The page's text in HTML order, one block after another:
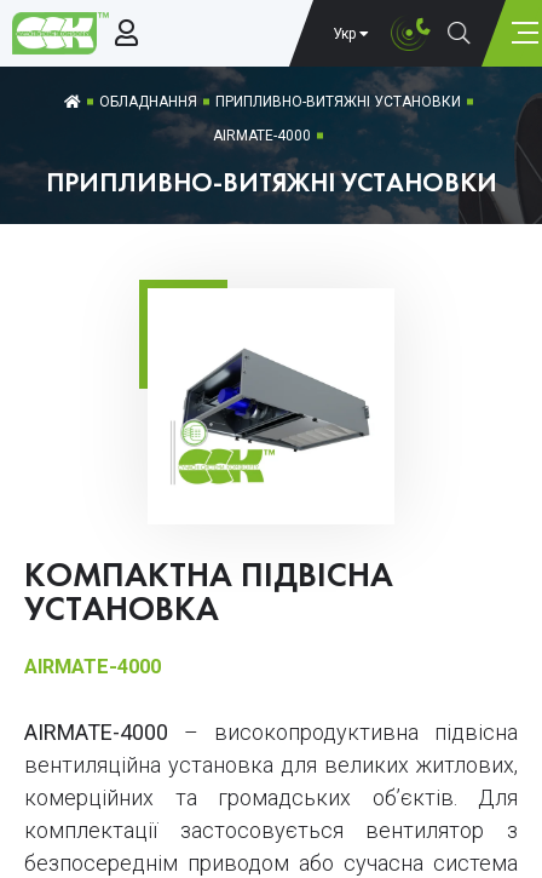
Укр
ОБЛАДНАННЯ
ПРИПЛИВНО-ВИТЯЖНІ УСТАНОВКИ
AIRMATE-4000
ПРИПЛИВНО-ВИТЯЖНІ УСТАНОВКИ
КОМПАКТНА ПІДВІСНА
УСТАНОВКА
AIRMATE-4000
AIRMATE-4000 – високопродуктивна підвісна
вентиляційна установка для великих житлових,
комерційних та громадських об’єктів. Для
комплектації застосовується вентилятор з
безпосереднім приводом або сучасна система